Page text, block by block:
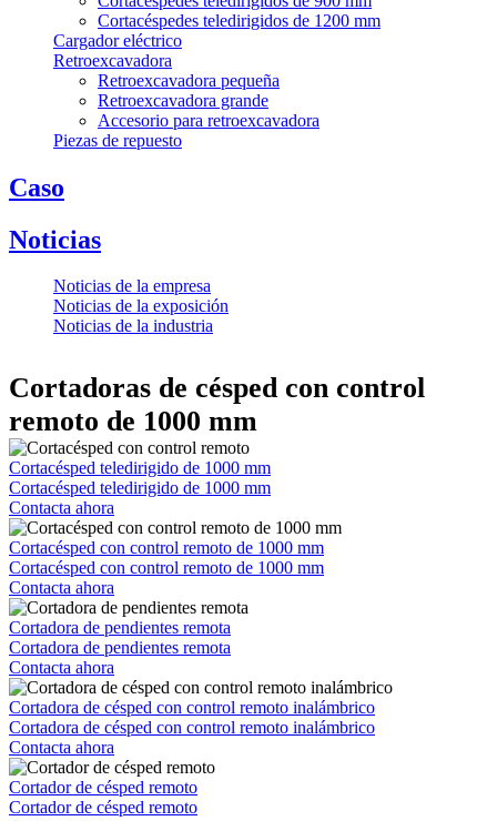
Cortacéspedes teledirigidos de 1200 mm
Cargador eléctrico
Retroexcavadora
Retroexcavadora pequeña
Retroexcavadora grande
Accesorio para retroexcavadora
Piezas de repuesto
Caso
Noticias
Noticias de la empresa
Noticias de la exposición
Noticias de la industria
Cortadoras de césped con control
remoto de 1000 mm
Cortacésped teledirigido de 1000 mm
Cortacésped teledirigido de 1000 mm
Contacta ahora
Cortacésped con control remoto de 1000 mm
Cortacésped con control remoto de 1000 mm
Contacta ahora
Cortadora de pendientes remota
Cortadora de pendientes remota
Contacta ahora
Cortadora de césped con control remoto inalámbrico
Cortadora de césped con control remoto inalámbrico
Contacta ahora
Cortador de césped remoto
Cortador de césped remoto